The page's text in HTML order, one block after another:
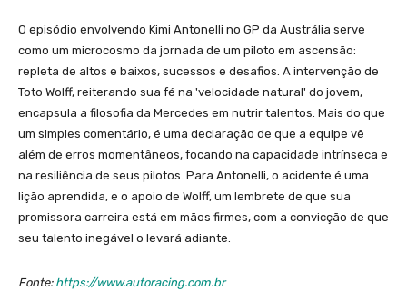
O episódio envolvendo Kimi Antonelli no GP da Austrália serve
como um microcosmo da jornada de um piloto em ascensão:
repleta de altos e baixos, sucessos e desafios. A intervenção de
Toto Wolff, reiterando sua fé na 'velocidade natural' do jovem,
encapsula a filosofia da Mercedes em nutrir talentos. Mais do que
um simples comentário, é uma declaração de que a equipe vê
além de erros momentâneos, focando na capacidade intrínseca e
na resiliência de seus pilotos. Para Antonelli, o acidente é uma
lição aprendida, e o apoio de Wolff, um lembrete de que sua
promissora carreira está em mãos firmes, com a convicção de que
seu talento inegável o levará adiante.
Fonte: https://www.autoracing.com.br